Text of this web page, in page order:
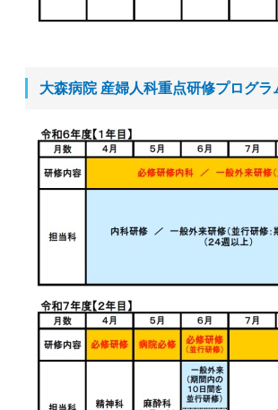
大森病院 産婦人科重点研修プログ